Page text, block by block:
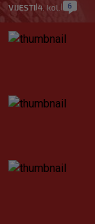
VIJESTI 4. kol. 6